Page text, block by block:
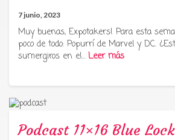
7 junio, 2023
Muy buenas, Expotakers! Para esta
poco de todo: Popurrí de Marvel y DC.
sumergiros en el… Leer más
Podcast 11×16 Blue Lock